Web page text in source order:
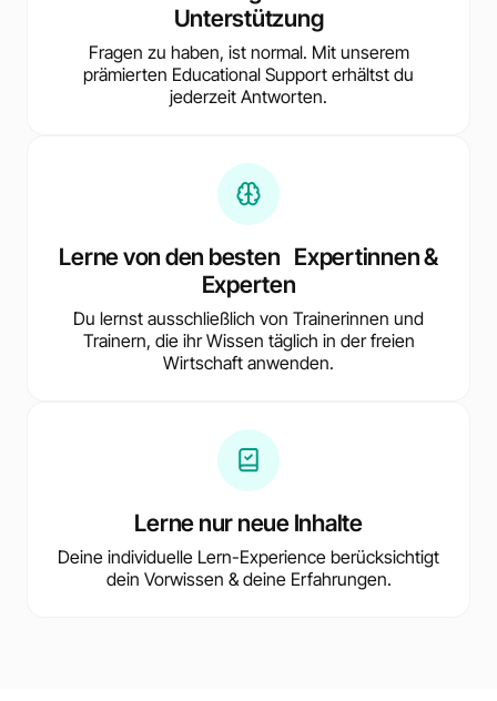
Unterstützung
Fragen zu haben, ist normal. Mit unserem
prämierten Educational Support erhältst du
jederzeit Antworten.
Lerne von den besten Expertinnen &
Experten
Du lernst ausschließlich von Trainerinnen und
Trainern, die ihr Wissen täglich in der freien
Wirtschaft anwenden.
Lerne nur neue Inhalte
Deine individuelle Lern-Experience berücksichtigt
dein Vorwissen & deine Erfahrungen.